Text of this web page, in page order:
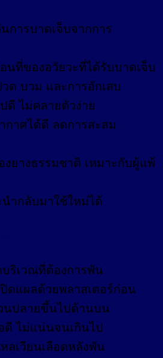
การบาดเจ็บจากการ
นที่ของอวัยวะที่ได้รับบาดเจ็บ
ด บวม และการอักเสบ
ดี ไม่คลายตัวง่าย
กาศได้ดี ลดการสะสม
ยางธรรมชาติ เหมาะกับผู้แพ้
ำกลับมาใช้ใหม่ได้
ริเวณที่ต้องการพัน
ดแผลด้วยพลาสเตอร์ก่อน
นปลายขึ้นไปด้านบน
ดี ไม่แน่นจนเกินไป
ลเวียนเลือดหลังพัน